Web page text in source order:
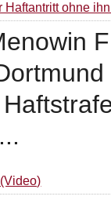
Haftantritt ohne